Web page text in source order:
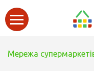
Мережа